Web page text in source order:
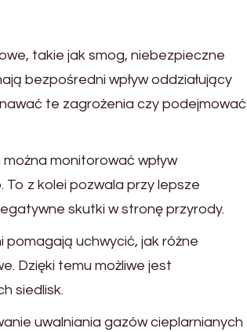
takie jak smog, niebezpieczne
bezpośredni wpływ oddziałujący
te zagrożenia czy podejmować
monitorować wpływ
z kolei pozwala przy lepsze
skutki w stronę przyrody.
uchwycić, jak różne
Dzięki temu możliwe jest
siedlisk.
uwalniania gazów cieplarnianych